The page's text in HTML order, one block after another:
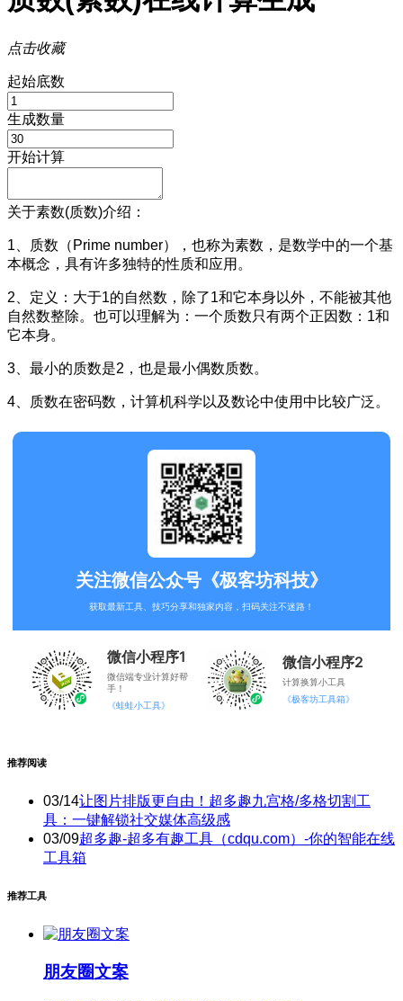
点击收藏
起始底数
生成数量
开始计算
关于素数(质数)介绍：
1、质数（Prime number），也称为素数，是数学中的一个基
本概念，具有许多独特的性质和应用。
2、定义：大于1的自然数，除了1和它本身以外，不能被其他
自然数整除。也可以理解为：一个质数只有两个正因数：1和
它本身。
3、最小的质数是2，也是最小偶数质数。
4、质数在密码数，计算机科学以及数论中使用中比较广泛。
关注微信公众号《极客坊科技》
获取最新工具、技巧分享和独家内容，扫码关注不迷路！
微信小程序1
微信端专业计算好帮
手！
《蛙蛙小工具》
微信小程序2
计算换算小工具
《极客坊工具箱》
推荐阅读
03/14让图片排版更自由！超多趣九宫格/多格切割工
具：一键解锁社交媒体高级感
03/09超多趣-超多有趣工具（cdqu.com）-你的智能在线
工具箱
推荐工具
朋友圈文案